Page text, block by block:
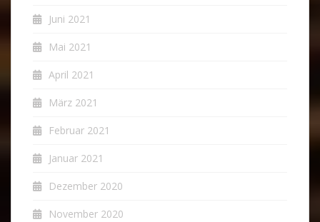
Juni 2021
Mai 2021
April 2021
März 2021
Februar 2021
Januar 2021
Dezember 2020
November 2020